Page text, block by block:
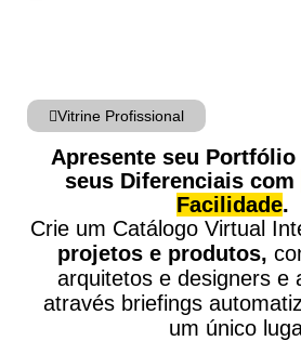
Vitrine Profissional
Apresente seu Portfólio
seus Diferenciais com
Facilidade.
Crie um Catálogo Virtual
projetos e produtos,
arquitetos e designers e
através briefings
um único